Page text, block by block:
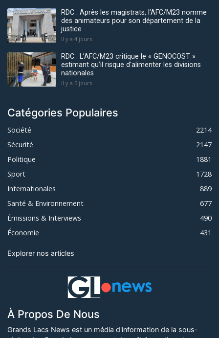
RDC : Après les magistrats, l’AFC/M23 nomme
des animateurs pour son département de la
justice
Il y a 4 jours
RDC : L’AFC/M23 critique le « GENOCOST »
estimant qu’il risque d'alimenter les divisions
nationales
Il y a 5 jours
Catégories Populaires
Société
2214
Sécurité
2147
Politique
1881
Sport
1728
Internationales
889
Santé & Environnement
677
Émissions & Interviews
490
Économie
431
Explorer nos articles
À Propos De Nous
Grands Lacs News est un média d'information de la sous-